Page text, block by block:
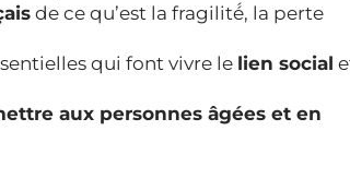
de ce qu’est la fragilité́, la perte
qui font vivre le lien social
aux personnes âgées et en